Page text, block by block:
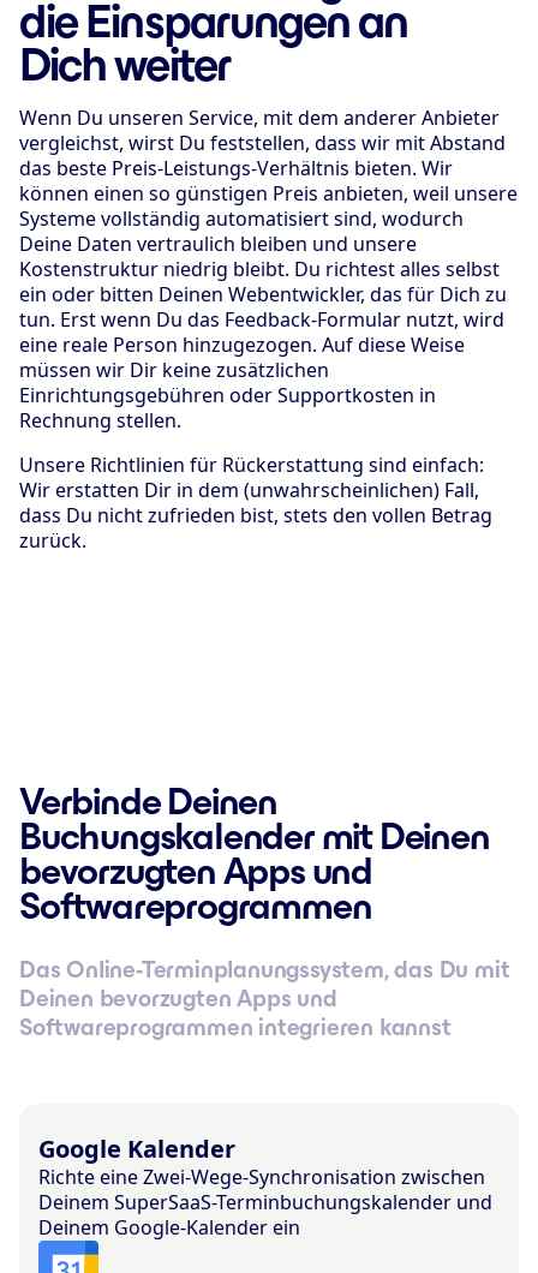
die Einsparungen an
Dich weiter
Wenn Du unseren Service, mit dem anderer Anbieter
vergleichst, wirst Du feststellen, dass wir mit Abstand
das beste Preis-Leistungs-Verhältnis bieten. Wir
können einen so günstigen Preis anbieten, weil unsere
Systeme vollständig automatisiert sind, wodurch
Deine Daten vertraulich bleiben und unsere
Kostenstruktur niedrig bleibt. Du richtest alles selbst
ein oder bitten Deinen Webentwickler, das für Dich zu
tun. Erst wenn Du das Feedback-Formular nutzt, wird
eine reale Person hinzugezogen. Auf diese Weise
müssen wir Dir keine zusätzlichen
Einrichtungsgebühren oder Supportkosten in
Rechnung stellen.
Unsere Richtlinien für Rückerstattung sind einfach:
Wir erstatten Dir in dem (unwahrscheinlichen) Fall,
dass Du nicht zufrieden bist, stets den vollen Betrag
zurück.
Verbinde Deinen
Buchungskalender mit Deinen
bevorzugten Apps und
Softwareprogrammen
Das Online-Terminplanungssystem, das Du mit
Deinen bevorzugten Apps und
Softwareprogrammen integrieren kannst
Google Kalender
Richte eine Zwei-Wege-Synchronisation zwischen
Deinem SuperSaaS-Terminbuchungskalender und
Deinem Google-Kalender ein